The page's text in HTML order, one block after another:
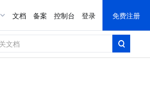
文档 备案 控制台 登录 免费注册